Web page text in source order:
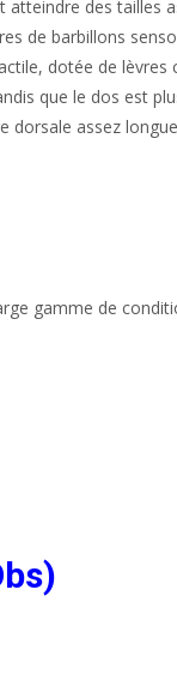
des tailles
de barbillons
dotée de lèvres
que le dos est
dorsale assez
gamme de